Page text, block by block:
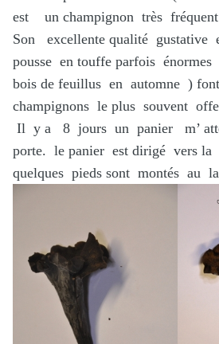
est un champignon très
Son excellente qualité gustative
pousse en touffe parfois énormes
bois de feuillus en automne )
champignons le plus souvent
Il y a 8 jours un panier m’
porte. le panier est dirigé vers
quelques pieds sont montés au